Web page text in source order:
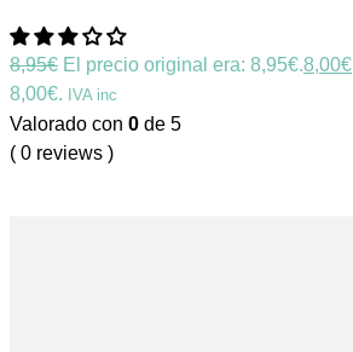
8,95€ El precio original era: 8,95€.8,00€
8,00€. IVA inc
Valorado con 0 de 5
( 0 reviews )